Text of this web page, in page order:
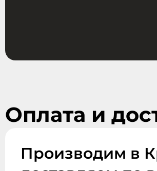
Оплата и
Производим в